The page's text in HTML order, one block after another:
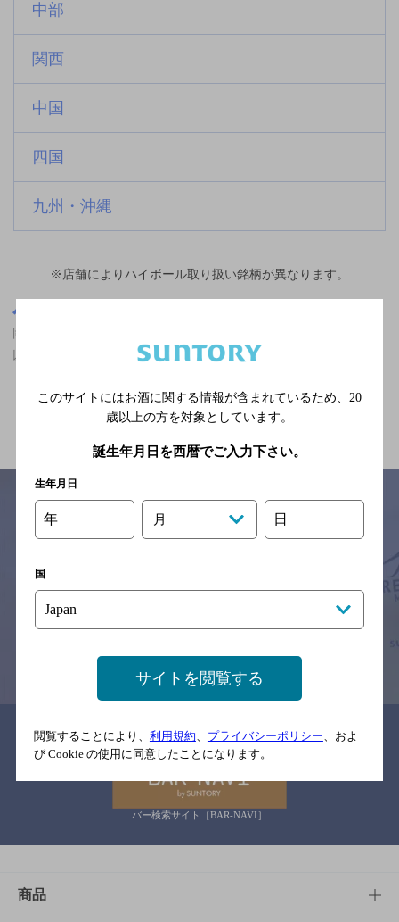
中部
関西
中国
四国
九州・沖縄
※店舗によりハイボール取り扱い銘柄が異なります。
岡山県,カフェ,カールスバーグが飲める,隠れ家的フンイキ,7,000円
以上～10,000円未満の神泡超達人店
関連ページ
※それぞれのお店のメニューや営業時間などの掲載情報については、
予告なしに変更されることがありますので、
念のためお店にご確認の上ご来店くださいますようお願い申し上げま
情報提供：ぐるなび
関連リンク
バー検索サイト［BAR-NAVI］
商品
このサイトにはお酒に関する情報が含まれているため、 20
歳以上の方を対象としています。
誕生年月日を西暦でご入力下さい。
生年月日
年 月 日
国
サイトを閲覧する
閲覧することにより、 利用規約、 プライバシーポリシー、およ
び Cookie の使用に同意したことになります。